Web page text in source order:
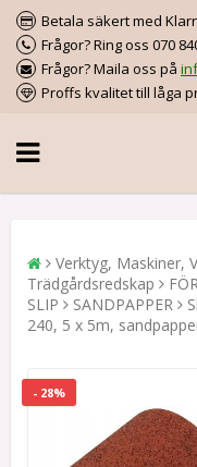
Betala säkert med
Frågor? Ring oss 070
Frågor? Maila oss på
Proffs kvalitet till låga
Verktyg, Maskiner,
Trädgårdsredskap
SLIP
SANDPAPPER
240, 5 x 5m,
- 28%